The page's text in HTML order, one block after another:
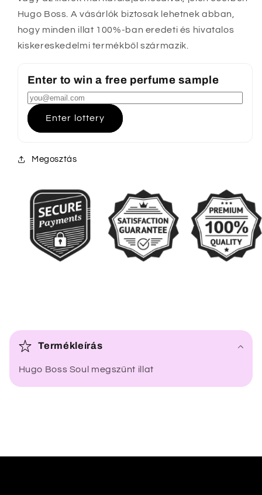
Hugo Boss. A vásárlók biztosak lehetnek abban,
hogy minden illat 100%-ban eredeti és hivatalos
kiskereskedelmi termékből származik.
Enter to win a free perfume sample
Enter lottery
Megosztás
s
e
k
Termékleírás
Hugo Boss Soul megszűnt illat